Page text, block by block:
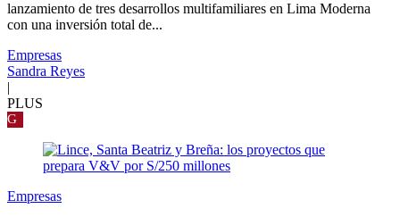
lanzamiento de tres desarrollos multifamiliares en Lima Moderna
con una inversión total de...
Empresas
Sandra Reyes
|
PLUS
G
Empresas